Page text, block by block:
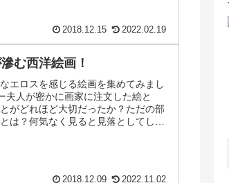
2018.12.15 2022.02.19
む西洋絵画！
エロスを感じる絵画を集めてみまし
夫人が密かに画家に注文した絵と
がどれほど大切だったか？ただの部
は？何気なく見ると見落としてしま
2018.12.09 2022.11.02